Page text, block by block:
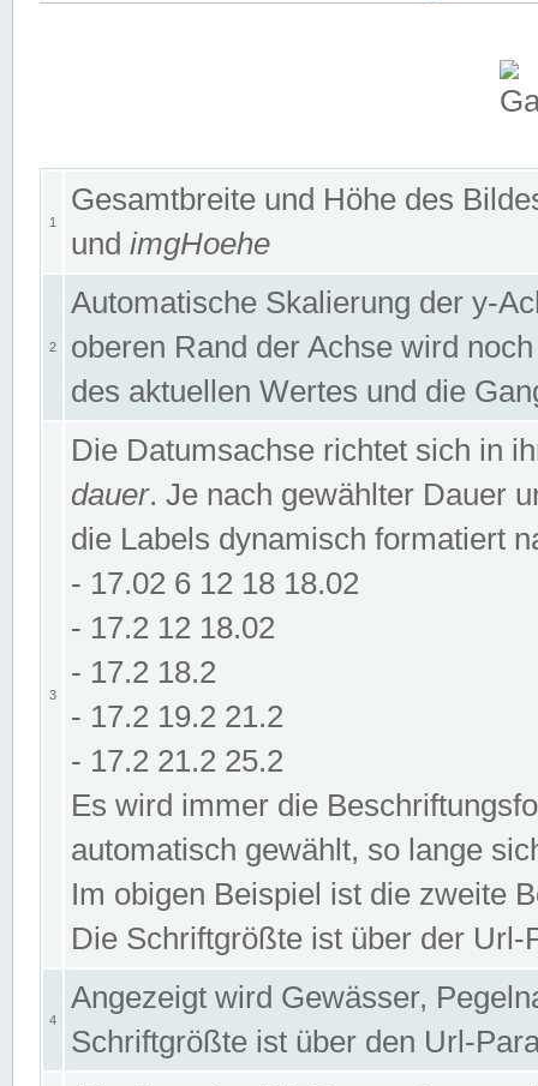
1
Gesamtbreite und Höhe des
und imgHoehe
2
Automatische Skalierung der y-
oberen Rand der Achse wird
des aktuellen Wertes und die
3
Die Datumsachse richtet sich in
dauer. Je nach gewählter Dauer
die Labels dynamisch formatiert
- 17.02 6 12 18 18.02
- 17.2 12 18.02
- 17.2 18.2
- 17.2 19.2 21.2
- 17.2 21.2 25.2
Es wird immer die
automatisch gewählt, so lange
Im obigen Beispiel ist die zweite
Die Schriftgrößte ist über der
4
Angezeigt wird Gewässer,
Schriftgrößte ist über den Url-